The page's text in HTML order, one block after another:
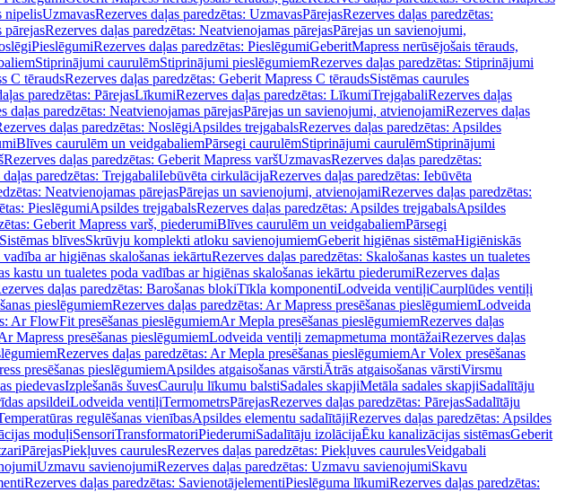
nipelisUzmavasRezerves daļas paredzētas: UzmavasPārejasRezerves daļas paredzētas:
pārejasRezerves daļas paredzētas: Neatvienojamas pārejasPārejas un savienojumi,
PieslēgumiRezerves daļas paredzētas: PieslēgumiGeberitMapress nerūsējošais tērauds,
Stiprinājumi caurulēmStiprinājumi pieslēgumiemRezerves daļas paredzētas: Stiprinājumi
C tēraudsRezerves daļas paredzētas: Geberit Mapress C tēraudsSistēmas caurules
paredzētas: PārejasLīkumiRezerves daļas paredzētas: LīkumiTrejgabaliRezerves daļas
daļas paredzētas: Neatvienojamas pārejasPārejas un savienojumi, atvienojamiRezerves daļas
daļas paredzētas: NoslēgiApsildes trejgabalsRezerves daļas paredzētas: Apsildes
Blīves caurulēm un veidgabaliemPārsegi caurulēmStiprinājumi caurulēmStiprinājumi
Rezerves daļas paredzētas: Geberit Mapress varšUzmavasRezerves daļas paredzētas:
paredzētas: TrejgabaliIebūvēta cirkulācijaRezerves daļas paredzētas: Iebūvēta
Neatvienojamas pārejasPārejas un savienojumi, atvienojamiRezerves daļas paredzētas:
PieslēgumiApsildes trejgabalsRezerves daļas paredzētas: Apsildes trejgabalsApsildes
Geberit Mapress varš, piederumiBlīves caurulēm un veidgabaliemPārsegi
Sistēmas blīvesSkrūvju komplekti atloku savienojumiemGeberit higiēnas sistēmaHigiēniskās
ar higiēnas skalošanas iekārtuRezerves daļas paredzētas: Skalošanas kastes un tualetes
kastu un tualetes poda vadības ar higiēnas skalošanas iekārtu piederumiRezerves daļas
daļas paredzētas: Barošanas blokiTīkla komponentiLodveida ventiļiCaurplūdes ventiļi
pieslēgumiemRezerves daļas paredzētas: Ar Mapress presēšanas pieslēgumiemLodveida
Ar FlowFit presēšanas pieslēgumiemAr Mepla presēšanas pieslēgumiemRezerves daļas
Mapress presēšanas pieslēgumiemLodveida ventiļi zemapmetuma montāžaiRezerves daļas
Rezerves daļas paredzētas: Ar Mepla presēšanas pieslēgumiemAr Volex presēšanas
presēšanas pieslēgumiemApsildes atgaisošanas vārstiĀtrās atgaisošanas vārstiVirsmu
piedevasIzplešanās šuvesCauruļu līkumu balstiSadales skapjiMetāla sadales skapjiSadalītāju
apsildeiLodveida ventiļiTermometrsPārejasRezerves daļas paredzētas: PārejasSadalītāju
regulēšanas vienībasApsildes elementu sadalītājiRezerves daļas paredzētas: Apsildes
moduļiSensoriTransformatoriPiederumiSadalītāju izolācijaĒku kanalizācijas sistēmasGeberit
PārejasPiekļuves caurulesRezerves daļas paredzētas: Piekļuves caurulesVeidgabali
Uzmavu savienojumiRezerves daļas paredzētas: Uzmavu savienojumiSkavu
Rezerves daļas paredzētas: SavienotājelementiPieslēguma līkumiRezerves daļas paredzētas: